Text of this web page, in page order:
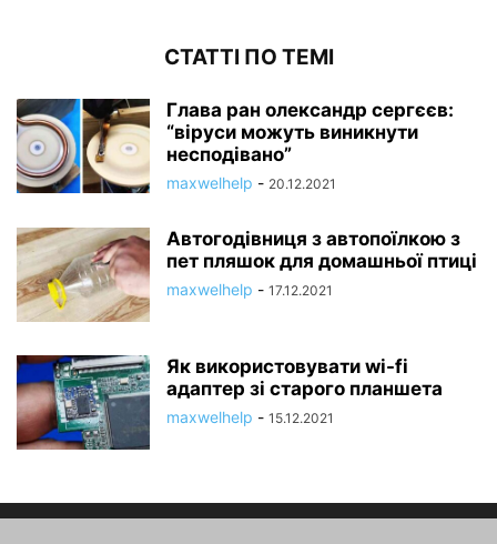
СТАТТІ ПО ТЕМІ
Глава ран олександр сергєєв:
“віруси можуть виникнути
несподівано”
maxwelhelp - 20.12.2021
Автогодівниця з автопоїлкою з
пет пляшок для домашньої птиці
maxwelhelp - 17.12.2021
Як використовувати wi-fi
адаптер зі старого планшета
maxwelhelp - 15.12.2021